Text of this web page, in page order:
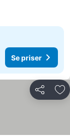
Se priser
Dela